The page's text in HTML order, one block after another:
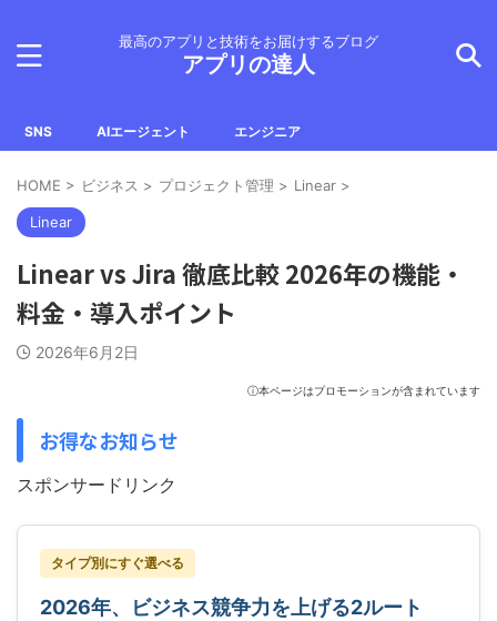
最高のアプリと技術をお届けするブログ
アプリの達人
SNS AIエージェント エンジニア
HOME > ビジネス > プロジェクト管理 > Linear >
Linear
Linear vs Jira 徹底比較 2026年の機能・
料金・導入ポイント
2026年6月2日
ⓘ本ページはプロモーションが含まれています
お得なお知らせ
スポンサードリンク
タイプ別にすぐ選べる
2026年、ビジネス競争力を上げる2ルート